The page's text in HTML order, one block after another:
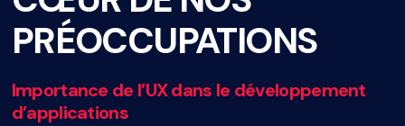
PRÉOCCUPATIONS
Importance de l’UX dans le développement
d’applications